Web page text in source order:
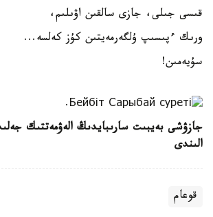
قىسى جىلى، جازى سالقىن اۋىلىم،
ورىك ءپىسىپ ۇلگەرمەيتىن كۇز كەلسە...
سۇيەمىن!
جازۋشى بەيبىت سارىبايدىڭ الەۋمەتتىك
الىندى
قوعام